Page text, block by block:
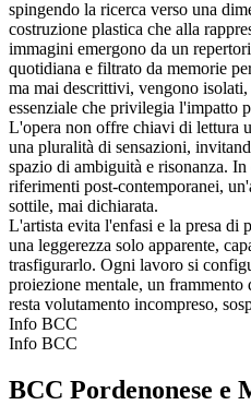
spingendo la ricerca verso una
costruzione plastica che alla
immagini emergono da un
quotidiana e filtrato da memorie
ma mai descrittivi, vengono
essenziale che privilegia l'impatto
L'opera non offre chiavi di lettura
una pluralità di sensazioni,
spazio di ambiguità e risonanza.
riferimenti post-contemporanei,
sottile, mai dichiarata.
L'artista evita l'enfasi e la presa di
una leggerezza solo apparente,
trasfigurarlo. Ogni lavoro si
proiezione mentale, un frammento
resta volutamento incompreso,
Info BCC
Info BCC
BCC Pordenonese e